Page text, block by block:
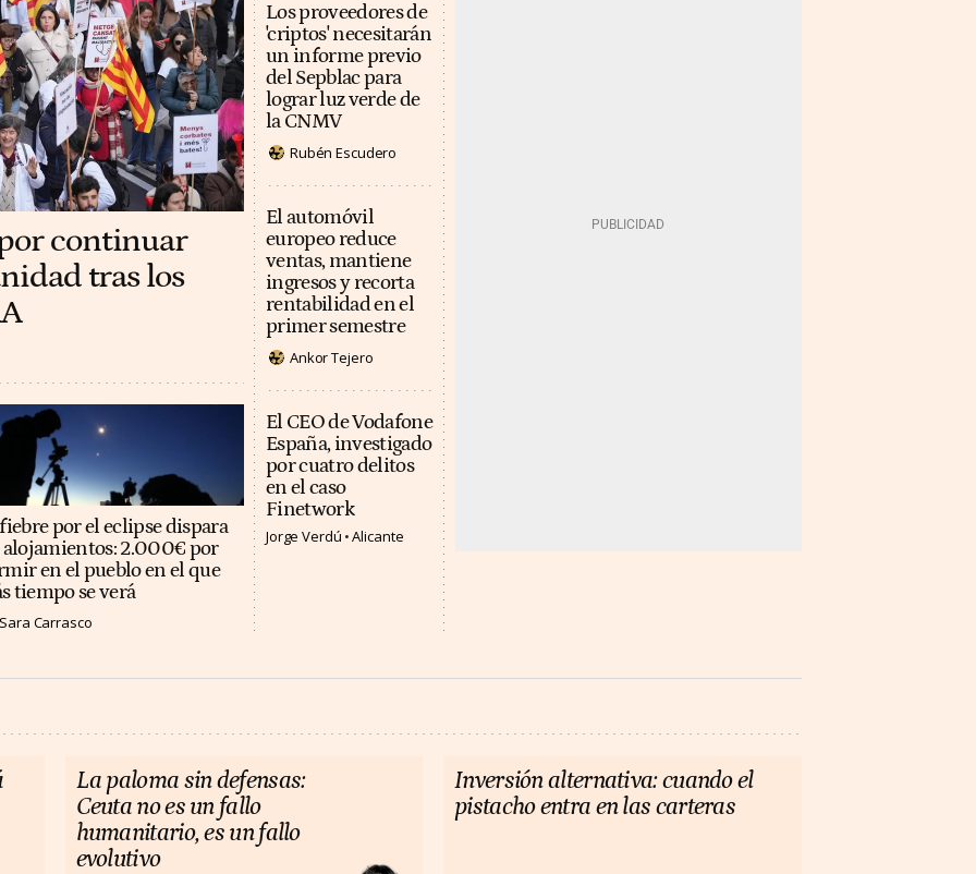
continuar
tras los
por el eclipse dispara
alojamientos: 2.000€ por
en el pueblo en el que
tiempo se verá
Sara Carrasco
Los proveedores de
'criptos' necesitarán
un informe previo
del Sepblac para
lograr luz verde de
la CNMV
Rubén Escudero
El automóvil
europeo reduce
ventas, mantiene
ingresos y recorta
rentabilidad en el
primer semestre
Ankor Tejero
El CEO de Vodafone
España, investigado
por cuatro delitos
en el caso
Finetwork
Jorge Verdú Alicante
La paloma sin defensas:
Ceuta no es un fallo
humanitario, es un fallo
evolutivo
Inversión alternativa: cuando el
pistacho entra en las carteras